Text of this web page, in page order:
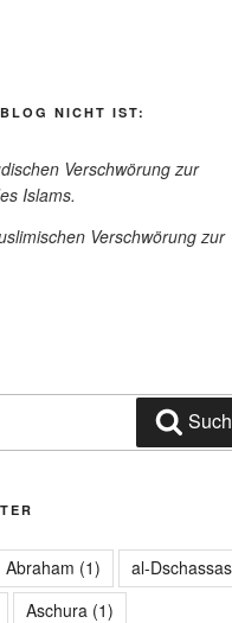
NICHT IST:
Verschwörung zur
Islams.
Verschwörung zur
Abraham (1) al-Dschassas
Aschura (1)